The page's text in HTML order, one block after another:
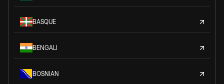
BASQUE
BENGALI
BOSNIAN